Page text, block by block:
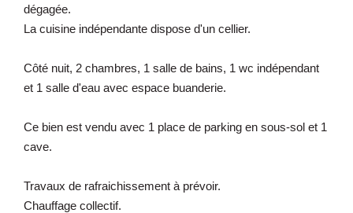
dégagée.
La cuisine indépendante dispose d'un cellier.
Côté nuit, 2 chambres, 1 salle de bains, 1 wc indépendant
et 1 salle d'eau avec espace buanderie.
Ce bien est vendu avec 1 place de parking en sous-sol et 1
cave.
Travaux de rafraichissement à prévoir.
Chauffage collectif.